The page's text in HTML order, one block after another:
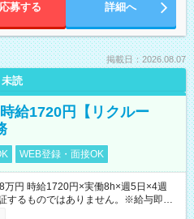
応募する 詳細へ
掲載日：2026.08.07
未読
給1720円【リクルー
WEB登録・面接OK
円 時給1720円×実働8h×週5日×4週
するものではありません。※給与即受
条件有）